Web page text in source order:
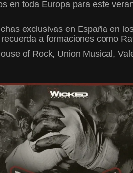
en toda Europa para este
exclusivas en España en
a formaciones como
of Rock, Union Musical,